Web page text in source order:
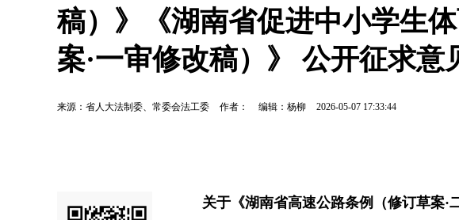
稿）》《湖南省促进中小学生
案·一审修改稿）》 公开征求意
来源：省人大法制委、常委会法工委 作者： 编辑：杨柳 2026-05-07 17:33:44
关于《湖南省高速公路条例（修订草案·